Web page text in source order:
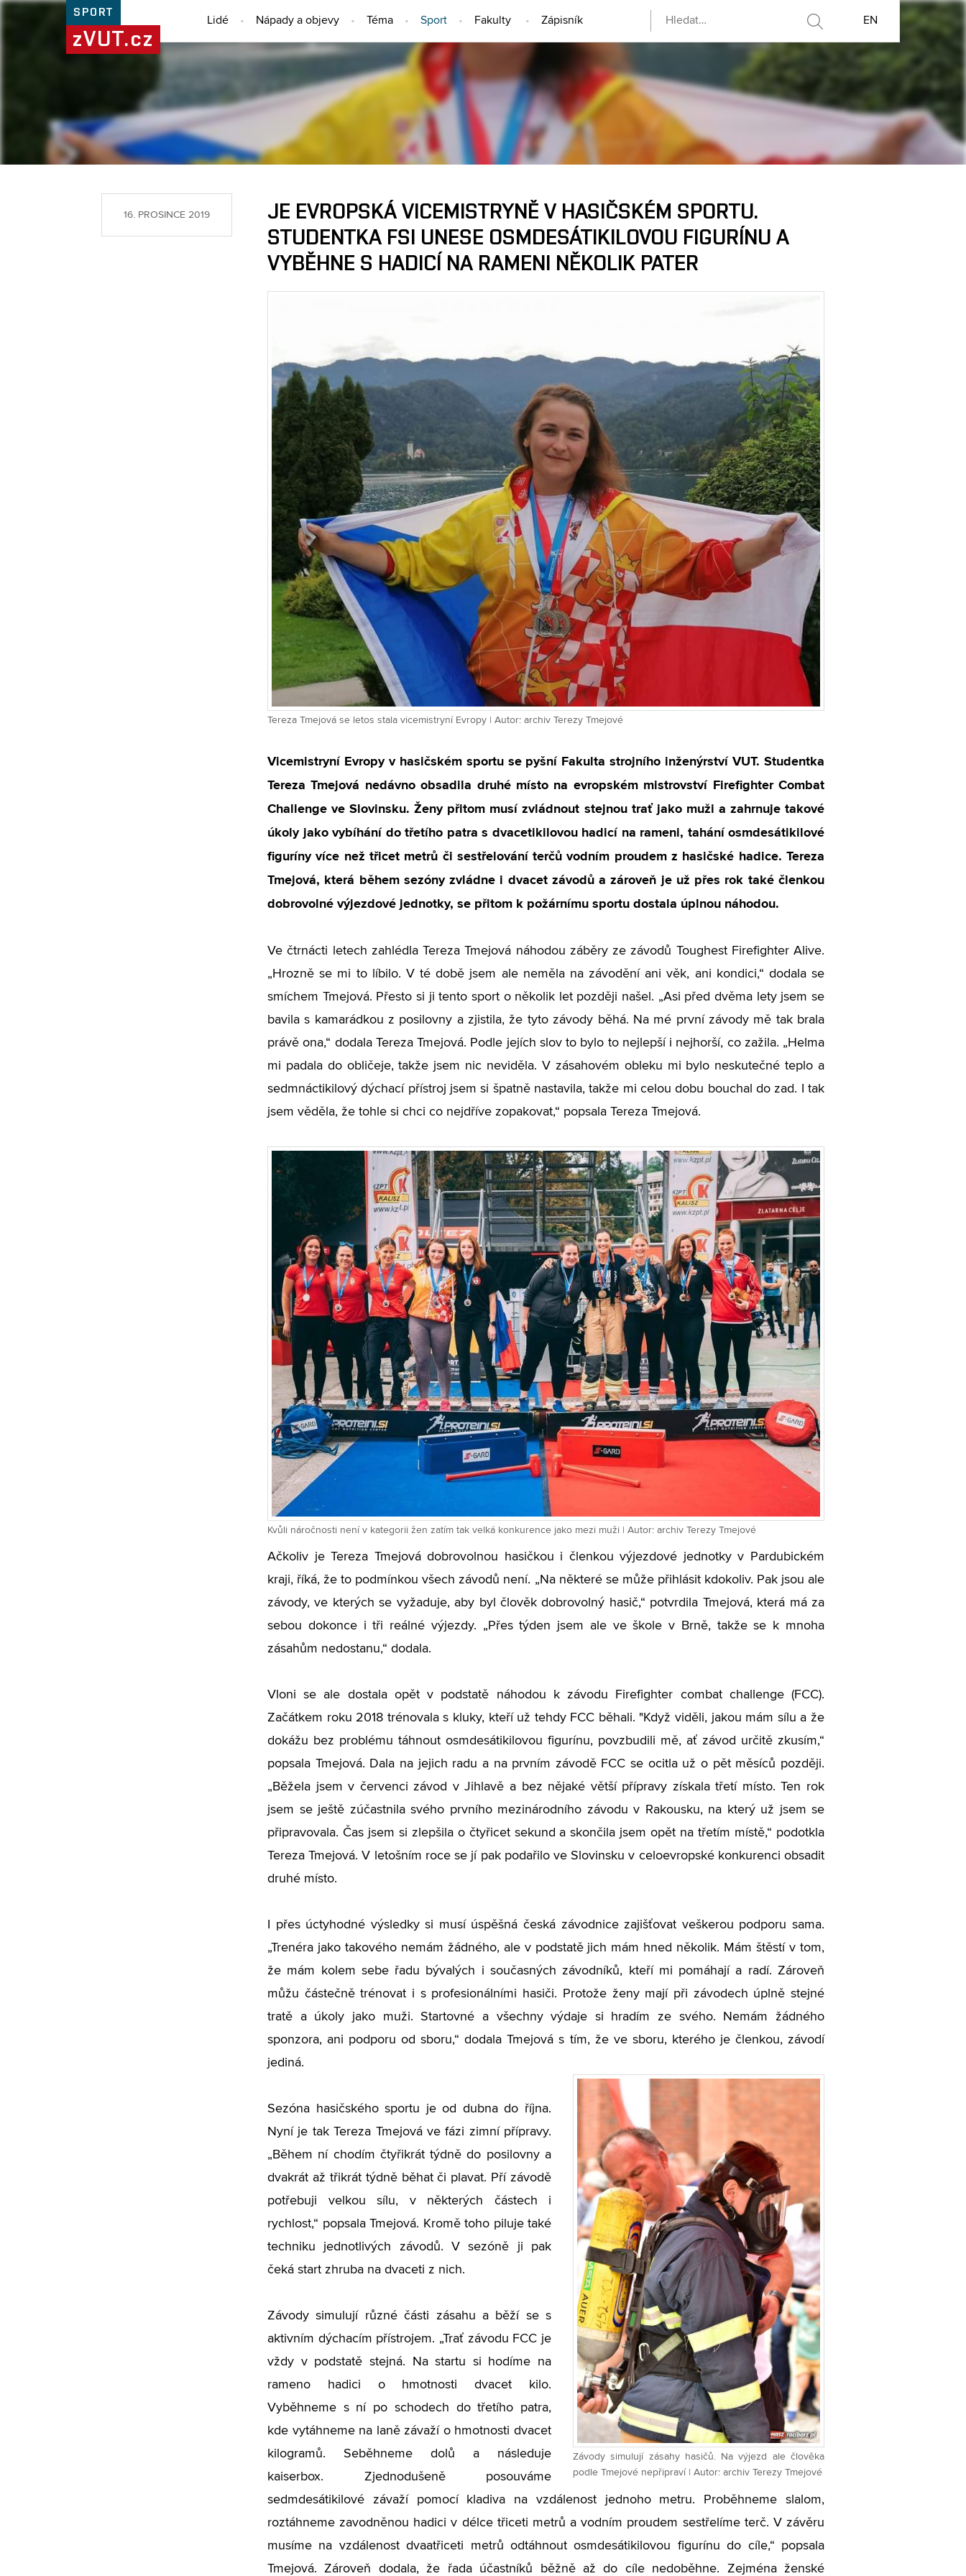
SPORT
zVUT.cz
Lidé Nápady a objevy Téma Sport Fakulty Zápisník EN
SPORT
16. PROSINCE 2019
JE EVROPSKÁ VICEMISTRYNĚ V HASIČSKÉM SPORTU.
STUDENTKA FSI UNESE OSMDESÁTIKILOVOU FIGURÍNU A
VYBĚHNE S HADICÍ NA RAMENI NĚKOLIK PATER
Tereza Tmejová se letos stala vicemistryní Evropy | Autor: archiv Terezy Tmejové
Vicemistryní Evropy v hasičském sportu se pyšní Fakulta strojního inženýrství VUT. Studentka
Tereza Tmejová nedávno obsadila druhé místo na evropském mistrovství Firefighter Combat
Challenge ve Slovinsku. Ženy přitom musí zvládnout stejnou trať jako muži a zahrnuje takové
úkoly jako vybíhání do třetího patra s dvacetikilovou hadicí na rameni, tahání osmdesátikilové
figuríny více než třicet metrů či sestřelování terčů vodním proudem z hasičské hadice. Tereza
Tmejová, která během sezóny zvládne i dvacet závodů a zároveň je už přes rok také členkou
dobrovolné výjezdové jednotky, se přitom k požárnímu sportu dostala úplnou náhodou.
Ve čtrnácti letech zahlédla Tereza Tmejová náhodou záběry ze závodů Toughest Firefighter Alive.
„Hrozně se mi to líbilo. V té době jsem ale neměla na závodění ani věk, ani kondici,“ dodala se
smíchem Tmejová. Přesto si ji tento sport o několik let později našel. „Asi před dvěma lety jsem se
bavila s kamarádkou z posilovny a zjistila, že tyto závody běhá. Na mé první závody mě tak brala
právě ona,“ dodala Tereza Tmejová. Podle jejích slov to bylo to nejlepší i nejhorší, co zažila. „Helma
mi padala do obličeje, takže jsem nic neviděla. V zásahovém obleku mi bylo neskutečné teplo a
sedmnáctikilový dýchací přístroj jsem si špatně nastavila, takže mi celou dobu bouchal do zad. I tak
jsem věděla, že tohle si chci co nejdříve zopakovat,“ popsala Tereza Tmejová.
Kvůli náročnosti není v kategorii žen zatím tak velká konkurence jako mezi muži | Autor: archiv Terezy Tmejové
Ačkoliv je Tereza Tmejová dobrovolnou hasičkou i členkou výjezdové jednotky v Pardubickém
kraji, říká, že to podmínkou všech závodů není. „Na některé se může přihlásit kdokoliv. Pak jsou ale
závody, ve kterých se vyžaduje, aby byl člověk dobrovolný hasič,“ potvrdila Tmejová, která má za
sebou dokonce i tři reálné výjezdy. „Přes týden jsem ale ve škole v Brně, takže se k mnoha
zásahům nedostanu,“ dodala.
Vloni se ale dostala opět v podstatě náhodou k závodu Firefighter combat challenge (FCC).
Začátkem roku 2018 trénovala s kluky, kteří už tehdy FCC běhali. "Když viděli, jakou mám sílu a že
dokážu bez problému táhnout osmdesátikilovou figurínu, povzbudili mě, ať závod určitě zkusím,“
popsala Tmejová. Dala na jejich radu a na prvním závodě FCC se ocitla už o pět měsíců později.
„Běžela jsem v červenci závod v Jihlavě a bez nějaké větší přípravy získala třetí místo. Ten rok
jsem se ještě zúčastnila svého prvního mezinárodního závodu v Rakousku, na který už jsem se
připravovala. Čas jsem si zlepšila o čtyřicet sekund a skončila jsem opět na třetím místě,“ podotkla
Tereza Tmejová. V letošním roce se jí pak podařilo ve Slovinsku v celoevropské konkurenci obsadit
druhé místo.
I přes úctyhodné výsledky si musí úspěšná česká závodnice zajišťovat veškerou podporu sama.
„Trenéra jako takového nemám žádného, ale v podstatě jich mám hned několik. Mám štěstí v tom,
že mám kolem sebe řadu bývalých i současných závodníků, kteří mi pomáhají a radí. Zároveň
můžu částečně trénovat i s profesionálními hasiči. Protože ženy mají při závodech úplně stejné
tratě a úkoly jako muži. Startovné a všechny výdaje si hradím ze svého. Nemám žádného
sponzora, ani podporu od sboru,“ dodala Tmejová s tím, že ve sboru, kterého je členkou, závodí
jediná.
Závody simulují zásahy hasičů. Na výjezd ale člověka
podle Tmejové nepřipraví | Autor: archiv Terezy Tmejové
Sezóna hasičského sportu je od dubna do října.
Nyní je tak Tereza Tmejová ve fázi zimní přípravy.
„Během ní chodím čtyřikrát týdně do posilovny a
dvakrát až třikrát týdně běhat či plavat. Pří závodě
potřebuji velkou sílu, v některých částech i
rychlost,“ popsala Tmejová. Kromě toho piluje také
techniku jednotlivých závodů. V sezóně ji pak
čeká start zhruba na dvaceti z nich.
Závody simulují různé části zásahu a běží se s
aktivním dýchacím přístrojem. „Trať závodu FCC je
vždy v podstatě stejná. Na startu si hodíme na
rameno hadici o hmotnosti dvacet kilo.
Vyběhneme s ní po schodech do třetího patra,
kde vytáhneme na laně závaží o hmotnosti dvacet
kilogramů. Seběhneme dolů a následuje
kaiserbox. Zjednodušeně posouváme
sedmdesátikilové závaží pomocí kladiva na vzdálenost jednoho metru. Proběhneme slalom,
roztáhneme zavodněnou hadici v délce třiceti metrů a vodním proudem sestřelíme terč. V závěru
musíme na vzdálenost dvaatřiceti metrů odtáhnout osmdesátikilovou figurínu do cíle,“ popsala
Tmejová. Zároveň dodala, že řada účastníků běžně až do cíle nedoběhne. Zejména ženské